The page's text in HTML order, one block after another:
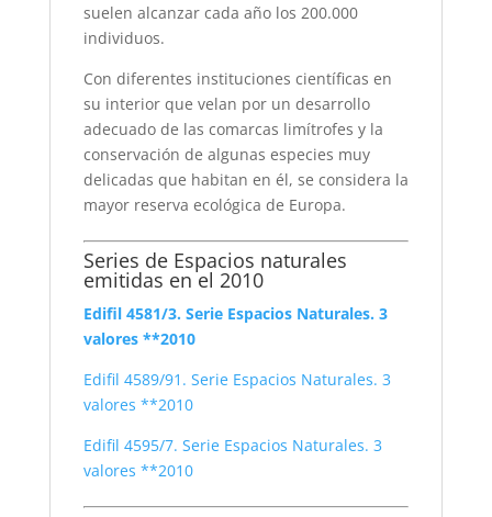
suelen alcanzar cada año los 200.000
individuos.
Con diferentes instituciones científicas en
su interior que velan por un desarrollo
adecuado de las comarcas limítrofes y la
conservación de algunas especies muy
delicadas que habitan en él, se considera la
mayor reserva ecológica de Europa.
Series de Espacios naturales
emitidas en el 2010
Edifil 4581/3. Serie Espacios Naturales. 3
valores **2010
Edifil 4589/91. Serie Espacios Naturales. 3
valores **2010
Edifil 4595/7. Serie Espacios Naturales. 3
valores **2010